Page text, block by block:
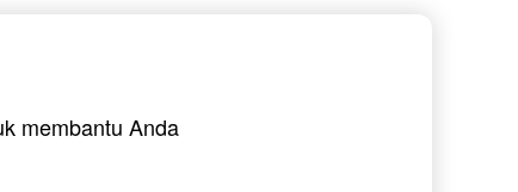
membantu Anda